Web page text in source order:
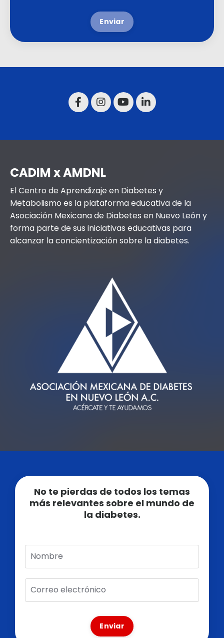
Enviar
CADIM x AMDNL
El Centro de Aprendizaje en Diabetes y
Metabolismo es la plataforma educativa de la
Asociación Mexicana de Diabetes en Nuevo León y
forma parte de sus iniciativas educativas para
alcanzar la concientización sobre la diabetes.
No te pierdas de todos los temas
más relevantes sobre el mundo de
la diabetes.
Enviar